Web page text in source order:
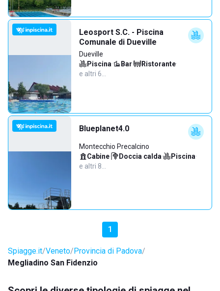
Leosport S.C. - Piscina
Comunale di Dueville
Dueville
Piscina· Bar· Ristorante·
e altri 6…
Blueplanet4.0
Montecchio Precalcino
Cabine· Doccia calda· Piscina·
e altri 8…
1
Spiagge.it Veneto Provincia di Padova
Megliadino San Fidenzio